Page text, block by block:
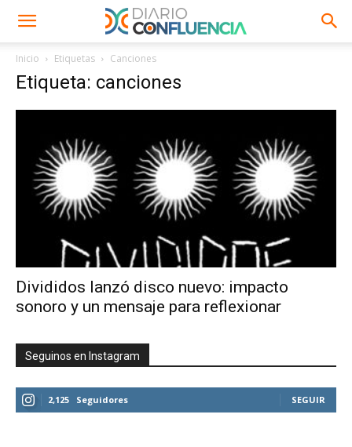
Inicio Etiquetas Canciones
Etiqueta: canciones
Divididos lanzó disco nuevo: impacto
sonoro y un mensaje para reflexionar
Seguinos en Instagram
2,125 Seguidores SEGUIR